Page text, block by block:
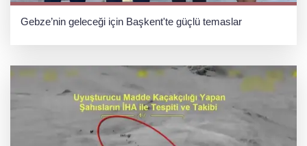
Gebze’nin geleceği için Başkent'te güçlü temaslar